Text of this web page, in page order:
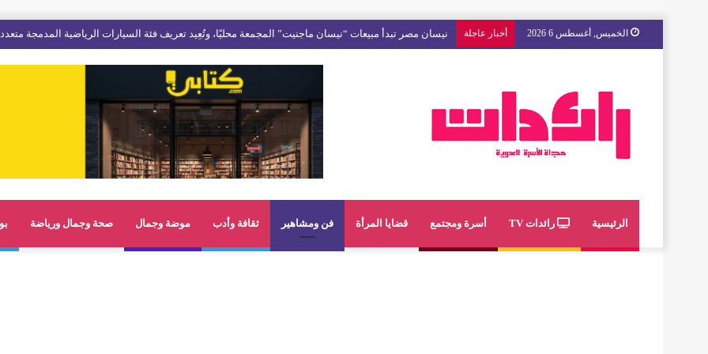
الخميس, أغسطس 6 2026 أخبار عاجلة مع « The Next Ad » ، إنوي يُسند حملته الإعلانية المقبلة إلى الشباب المغربي
الرئيسية رائدات TV أسرة ومجتمع قضايا المرأة فن ومشاهير ثقافة وأدب موضة وجمال صحة وجمال ورياضة